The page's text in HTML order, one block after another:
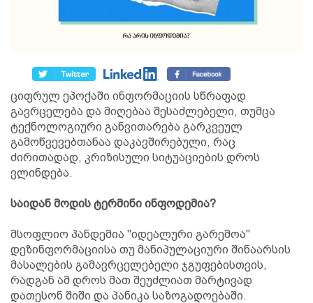
ციფრულ ეპოქაში ინფორმაციის სწრაფად
გავრცელება და მიღებაა შესაძლებელი, თუმცა
ტექნოლოგიური განვითარება გარკვეულ
გამოწვევებთანაა დაკავშირებული, რაც
ძირითადად, კრიზისული სიტუაციების დროს
ვლინდება.
საიდან მოდის ტერმინი ინფოდემია?
მსოფლიო პანდემია "იდეალური გარემოა"
დეზინფორმაციისა თუ მანიპულაციური შინაარსის
მასალების გამავრცელებელი ჯგუფებისთვის,
რადგან ამ დროს მათ შეუძლიათ მარტივად
დათესონ შიში და პანიკა საზოგადოებაში.